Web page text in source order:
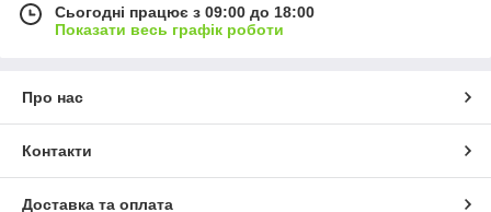
Сьогодні працює з 09:00 до 18:00
Показати весь графік роботи
Про нас
Контакти
Доставка та оплата